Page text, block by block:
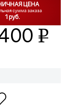
ЦЕНА
сумма заказа
1 руб.
v